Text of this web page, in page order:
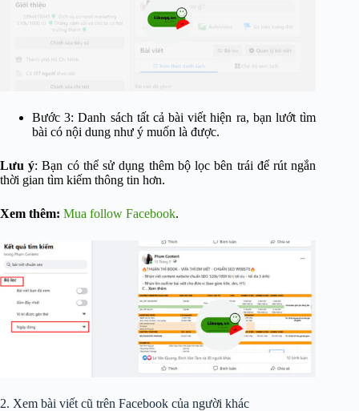
Bước 3: Danh sách tất cả bài viết hiện ra, bạn lướt tìm
bài có nội dung như ý muốn là được.
Lưu ý: Bạn có thể sử dụng thêm bộ lọc bên trái để rút ngắn
thời gian tìm kiếm thông tin hơn.
Xem thêm: Mua follow Facebook.
2. Xem bài viết cũ trên Facebook của người khác